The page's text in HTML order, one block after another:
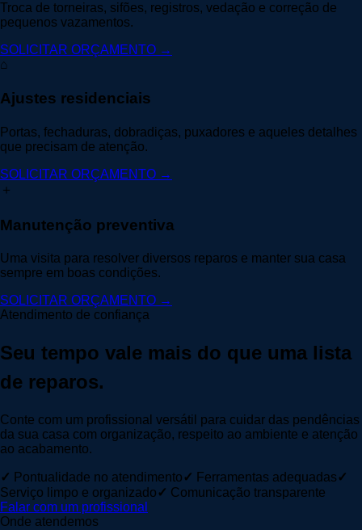
Troca de torneiras, sifões, registros, vedação e correção de
pequenos vazamentos.
SOLICITAR ORÇAMENTO →
⌂
Ajustes residenciais
Portas, fechaduras, dobradiças, puxadores e aqueles detalhes
que precisam de atenção.
SOLICITAR ORÇAMENTO →
＋
Manutenção preventiva
Uma visita para resolver diversos reparos e manter sua casa
sempre em boas condições.
SOLICITAR ORÇAMENTO →
Atendimento de confiança
Seu tempo vale mais do que uma lista
de reparos.
Conte com um profissional versátil para cuidar das pendências
da sua casa com organização, respeito ao ambiente e atenção
ao acabamento.
✓ Pontualidade no atendimento✓ Ferramentas adequadas✓
Serviço limpo e organizado✓ Comunicação transparente
Falar com um profissional
Onde atendemos